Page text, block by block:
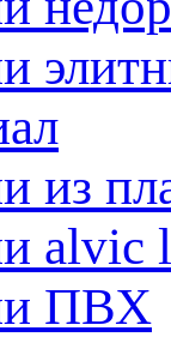
из
alvic
ПВХ